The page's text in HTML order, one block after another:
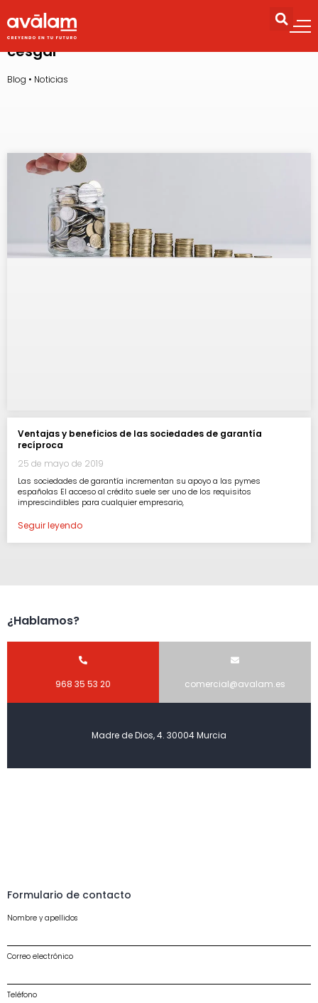
cesgar
Blog • Noticias
Ventajas y beneficios de las sociedades de garantía
recíproca
25 de mayo de 2019
Las sociedades de garantía incrementan su apoyo a las pymes
españolas El acceso al crédito suele ser uno de los requisitos
imprescindibles para cualquier empresario,
Seguir leyendo
¿Hablamos?
968 35 53 20 comercial@avalam.es
Madre de Dios, 4. 30004 Murcia
Formulario de contacto
Nombre y apellidos
Correo electrónico
Teléfono